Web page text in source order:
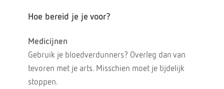
Hoe bereid je je voor?
Medicijnen
Gebruik je bloedverdunners? Overleg dan van
tevoren met je arts. Misschien moet je tijdelijk
stoppen.